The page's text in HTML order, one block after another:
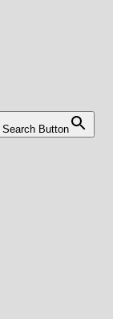
Search Button